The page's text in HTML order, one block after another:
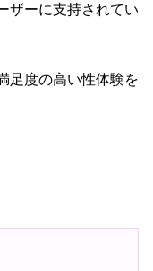
ザーに支持されてい
足度の高い性体験を